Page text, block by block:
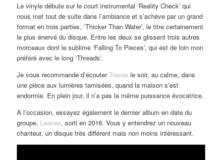
Le vinyle débute sur le court instrumental ‘Reality Check’ qui
nous met tout de suite dans l’ambiance et s’achève par un grand
format en trois parties, ‘Thicker Than Water’, le titre certainement
le plus énervé du disque. Entre les deux se glissent trois autres
morceaux dont le sublime ‘Falling To Pieces’, qui est de loin mon
préféré avec le long ‘Threads’.
Je vous recommande d’écouterTraces le soir, au calme, dans
une pièce aux lumières tamisées, quand la maison s’est
endormie. En plein jour, il n’a pas la même puissance évocatrice.
A l’occasion, essayez également le dernier album en date du
groupe, Leaves, sorti en 2016. Vous y entendrez un nouveau
chanteur, un disque très différent mais non moins intéressant.